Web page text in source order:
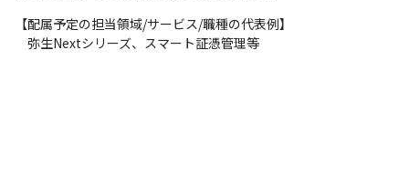
【配属予定の担当領域/サービス/職種の代表例】
弥生Nextシリーズ、スマート証憑管理等